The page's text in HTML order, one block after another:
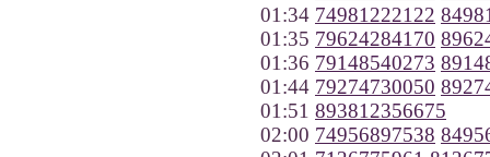
01:34 74981222122
01:35 79624284170
01:36 79148540273
01:44 79274730050
01:51 893812356675
02:00 74956897538